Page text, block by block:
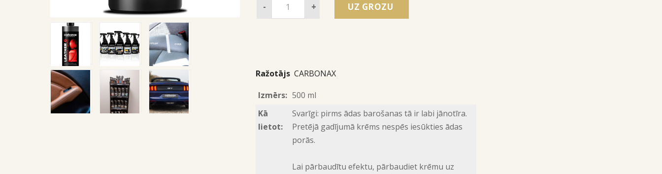
- + UZ GROZU
Ražotājs CARBONAX
Izmērs: 500 ml
Kā
lietot:
Svarīgi: pirms ādas barošanas tā ir labi jānotīra.
Pretējā gadījumā krēms nespēs iesūkties ādas
porās.
Lai pārbaudītu efektu, pārbaudiet krēmu uz